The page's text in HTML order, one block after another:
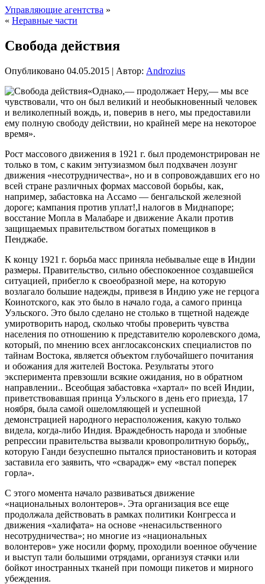
Управляющие агентства »
« Неравные части
Свобода действия
Опубликовано 04.05.2015 | Автор: Androzius
«Однако,— продолжает Неру,— мы все
чувствовали, что он был великий и необыкновенный человек
и великолепный вождь, и, поверив в него, мы предоставили
ему полную свободу действии, но крайней мере на некоторое
время».
Рост массового движения в 1921 г. был продемонстрирован не
только в том, с каким энтузиазмом был подхвачен лозунг
движения «несотрудничества», но и в сопровождавших его но
всей стране различных формах массовой борьбы, как,
например, забастовка на Ассамо — бенгальской железной
дороге; кампания против уплат!,l налогов в Миднапоре;
восстание Мопла в Малабаре и движение Акали против
защищаемых правительством богатых помещиков в
Пенджабе.
К концу 1921 г. борьба масс приняла небывалые еще в Индии
размеры. Правительство, сильно обеспокоенное создавшейся
ситуацией, прибегло к своеобразной мере, на которую
возлагало большие надежды, привезя в Индию уже не герцога
Коинотского, как это было в начало года, а самого принца
Уэльского. Это было сделано не столько в тщетной надежде
умиротворить народ, сколько чтобы проверить чувства
населения по отношению к представителю королевского дома,
который, по мнению всех англосаксонских специалистов по
тайнам Востока, является объектом глубочайшего почитания
и обожания для жителей Востока. Результаты этого
эксперимента превзошли всякие ожидания, но в обратном
направлении.. Всеобщая забастовка «хартал» по всей Индии,
приветствовавшая принца Уэльского в день его приезда, 17
ноября, была самой ошеломляющей и успешной
демонстрацией народного нерасположения, какую только
видела, когда-либо Индия. Враждебность народа и злобные
репрессии правительства вызвали кровопролитную борьбу,,
которую Ганди безуспешно пытался приостановить и которая
заставила его заявить, что «сварадж» ему «встал поперек
горла».
С этого момента начало развиваться движение
«национальных волонтеров». Эта организация все еще
продолжала действовать в рамках политики Конгресса и
движения «халифата» на основе «ненасильственного
несотрудничества»; но многие из «национальных
волонтеров» уже носили форму, проходили военное обучение
и выступ тали большими отрядами, организуя стачки или
бойкот иностранных тканей при помощи пикетов и мирного
убеждения.